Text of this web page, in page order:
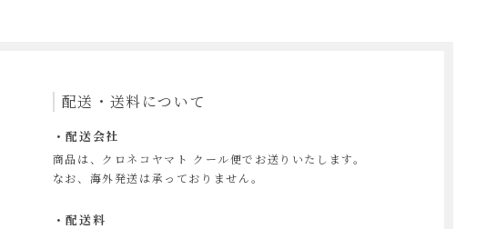
配送・送料について
配送会社
商品は、クロネコヤマト クール便でお送りいたします。
なお、海外発送は承っておりません。
配送料